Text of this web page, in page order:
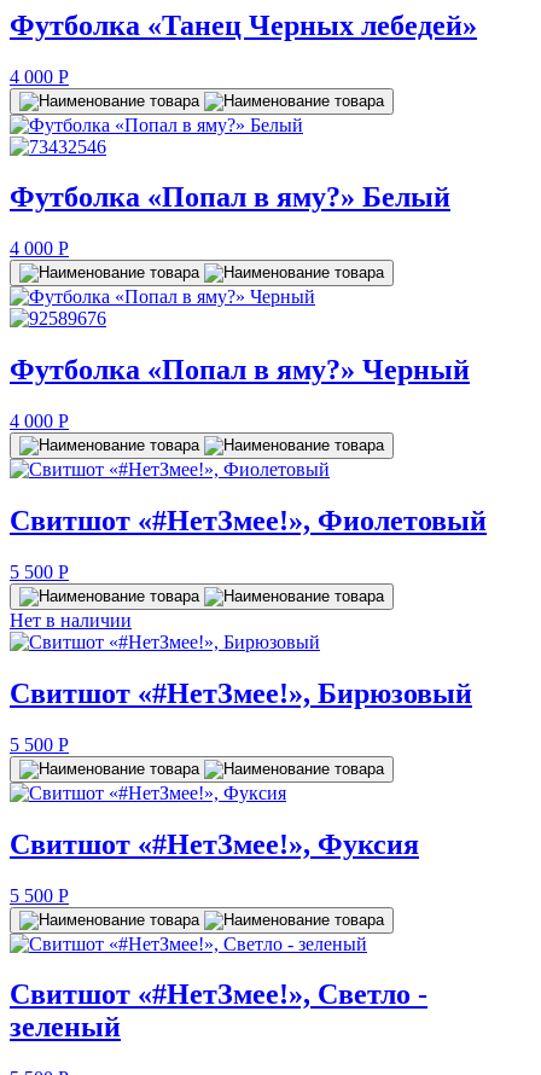
Футболка «Танец Черных лебедей»
4 000 P
Футболка «Попал в яму?» Белый
4 000 P
Футболка «Попал в яму?» Черный
4 000 P
Свитшот «#НетЗмее!», Фиолетовый
5 500 P
Нет в наличии
Свитшот «#НетЗмее!», Бирюзовый
5 500 P
Свитшот «#НетЗмее!», Фуксия
5 500 P
Свитшот «#НетЗмее!», Светло -
зеленый